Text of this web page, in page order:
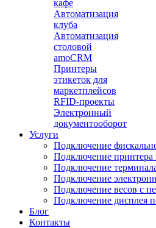
кафе
Автоматизация
клуба
Автоматизация
столовой
amoCRM
Принтеры
этикеток для
маркетплейсов
RFID-проекты
Электронный
документооборот
Услуги
Подключение
Подключение принтера
Подключение
Подключение
Подключение весов с
Подключение дисплея
Блог
Контакты